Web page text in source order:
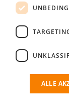
Angemeldet
Passwort vergessen?
Kostenloses
Wenn Sie sich
passendenALLE